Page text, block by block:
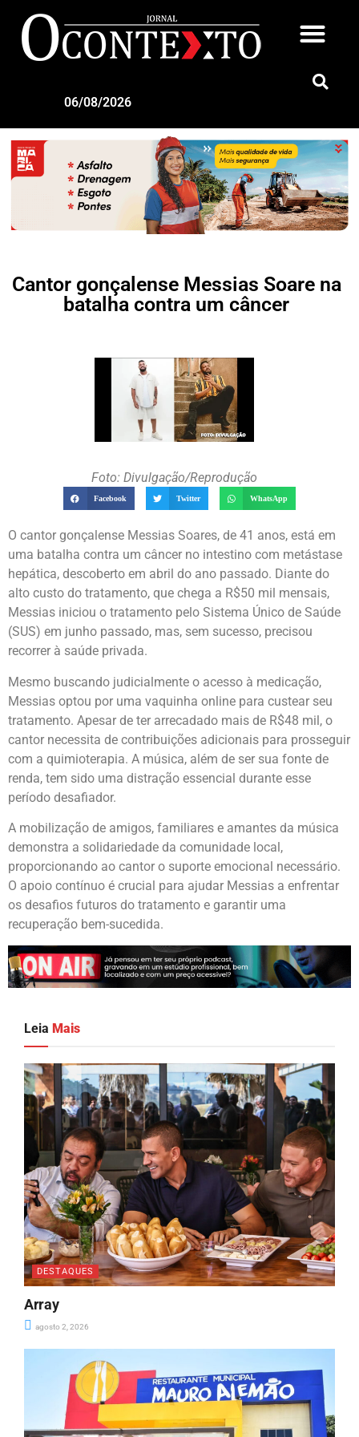
06/08/2026
Cantor gonçalense Messias Soare na
batalha contra um câncer
Foto: Divulgação/Reprodução
Facebook Twitter WhatsApp
O cantor gonçalense Messias Soares, de 41 anos, está em
uma batalha contra um câncer no intestino com metástase
hepática, descoberto em abril do ano passado. Diante do
alto custo do tratamento, que chega a R$50 mil mensais,
Messias iniciou o tratamento pelo Sistema Único de Saúde
(SUS) em junho passado, mas, sem sucesso, precisou
recorrer à saúde privada.
Mesmo buscando judicialmente o acesso à medicação,
Messias optou por uma vaquinha online para custear seu
tratamento. Apesar de ter arrecadado mais de R$48 mil, o
cantor necessita de contribuições adicionais para prosseguir
com a quimioterapia. A música, além de ser sua fonte de
renda, tem sido uma distração essencial durante esse
período desafiador.
A mobilização de amigos, familiares e amantes da música
demonstra a solidariedade da comunidade local,
proporcionando ao cantor o suporte emocional necessário.
O apoio contínuo é crucial para ajudar Messias a enfrentar
os desafios futuros do tratamento e garantir uma
recuperação bem-sucedida.
Leia Mais
DESTAQUES
Array
agosto 2, 2026